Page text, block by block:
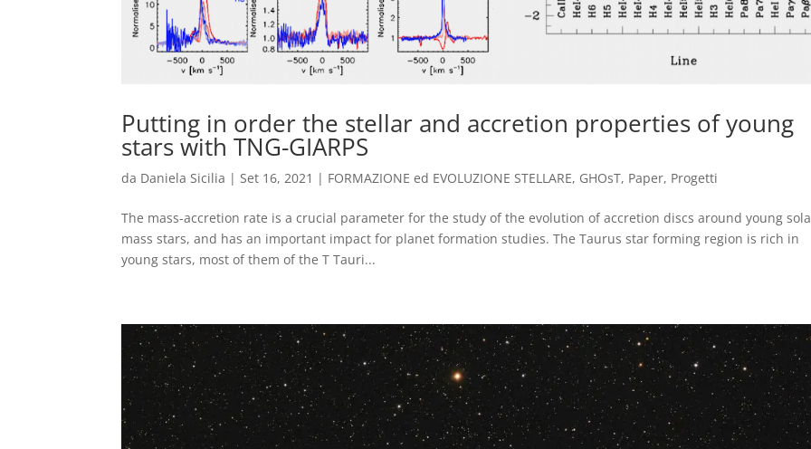
Putting in order the stellar and accretion properties of young
stars with TNG-GIARPS
da Daniela Sicilia | Set 16, 2021 | FORMAZIONE ed EVOLUZIONE STELLARE, GHOsT, Paper, Progetti
The mass-accretion rate is a crucial parameter for the study of the evolution of accretion discs around young
mass stars, and has an important impact for planet formation studies. The Taurus star forming region is rich in
young stars, most of them of the T Tauri...